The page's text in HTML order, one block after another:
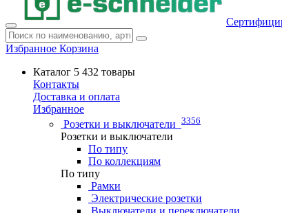
Избранное Корзина
Каталог 5 432 товары
Контакты
Доставка и оплата
Избранное
Розетки и выключатели 3356
Розетки и выключатели
По типу
По коллекциям
По типу
Рамки
Электрические розетки